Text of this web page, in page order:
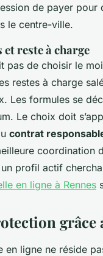
de payer
le centre-ville.
reste à charge
pas de choisir le
restes à charge
Les formules se
Le choix doit
contrat
coordination
profil actif
en ligne à Rennes
grâce
en ligne ne réside